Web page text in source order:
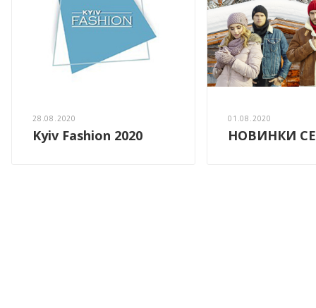
28.08.2020
Kyiv Fashion 2020
01.08.2020
НОВИНКИ